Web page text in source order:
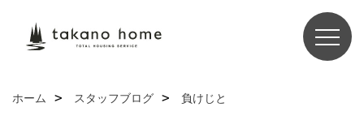
ホーム スタッフブログ 負けじと